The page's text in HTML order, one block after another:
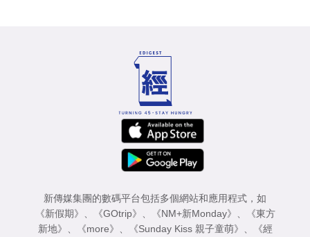
新傳媒集團的數碼平台包括多個網站和應用程式，如
《新假期》
《GOtrip》 《NM+新Monday》
《東方
新地》
《more》 《Sunday Kiss 親子童萌》
《經